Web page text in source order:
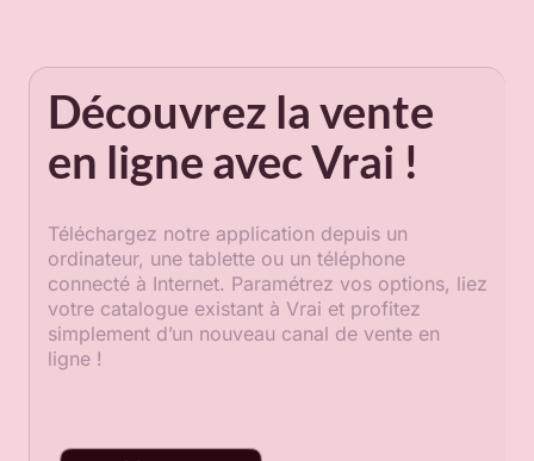
Découvrez la vente
en ligne avec Vrai !
Téléchargez notre application depuis un
ordinateur, une tablette ou un téléphone
connecté à Internet. Paramétrez vos options, liez
votre catalogue existant à Vrai et profitez
simplement d’un nouveau canal de vente en
ligne !